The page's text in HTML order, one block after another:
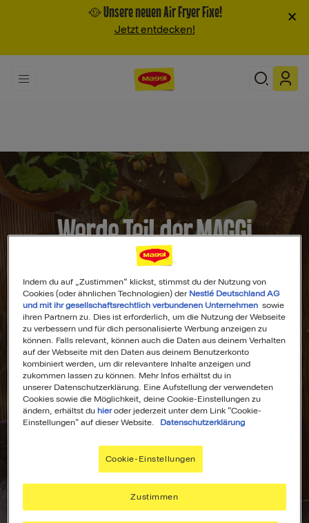
🥘 Unsere neuen Air Fryer Fixe!
Jetzt entdecken!
×
Werde Teil der MAGGI
Community
All Deine
Lieblingsrezepte
an einem Ort!
suchen –
speichere deine
aller liebsten
Rezepte, sammle
Inspiration und
Dein
Wochenplaner für
stressfreies
Kochen!
Plane deine
Mahlzeiten mit
dem MAGGI
passend zu
Indem du auf „Zustimmen“ klickst, stimmst du der Nutzung von
Cookies (oder ähnlichen Technologien) der Nestlé Deutschland AG
und mit ihr gesellschaftsrechtlich verbundenen Unternehmen sowie
ihren Partnern zu. Dies ist erforderlich, um die Nutzung der Webseite
zu verbessern und für dich personalisierte Werbung anzeigen zu
können. Falls relevant, können auch die Daten aus deinem Verhalten
auf der Webseite mit den Daten aus deinem Benutzerkonto
kombiniert werden, um dir relevantere Inhalte anzeigen und
zukommen lassen zu können. Mehr Infos erhältst du in
unserer Datenschutzerklärung. Eine Aufstellung der verwendeten
Cookies sowie die Möglichkeit, deine Cookie-Einstellungen zu
ändern, erhältst du hieroder jederzeit unter dem Link "Cookie-
Einstellungen" auf dieser Website.
Datenschutzerklärung
Cookie-Einstellungen
Zustimmen